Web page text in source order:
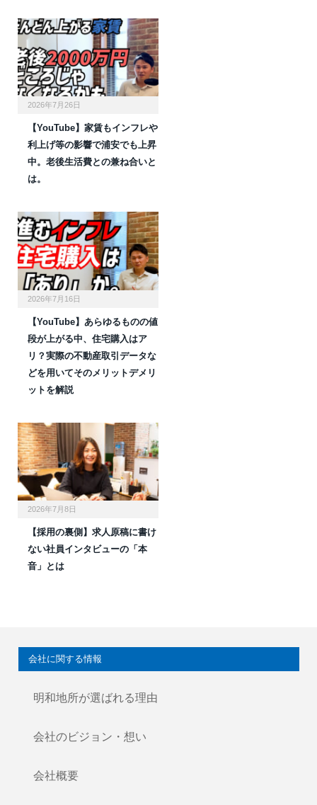
2026年7月26日
【YouTube】家賃もインフレや
利上げ等の影響で浦安でも上昇
中。老後生活費との兼ね合いと
は。
2026年7月16日
【YouTube】あらゆるものの値
段が上がる中、住宅購入はア
リ？実際の不動産取引データな
どを用いてそのメリットデメリ
ットを解説
2026年7月8日
【採用の裏側】求人原稿に書け
ない社員インタビューの「本
音」とは
会社に関する情報
明和地所が選ばれる理由
会社のビジョン・想い
会社概要